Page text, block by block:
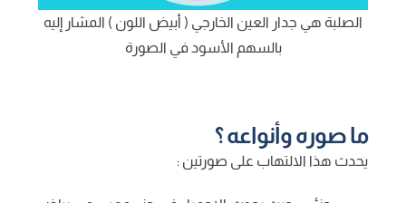
الصلبة هي جدار العين الخارجي ( أبيض اللون ) المشار إليه
بالسهم الأسود في الصورة
ما صوره وأنواعه ؟
يحدث هذا الالتهاب على صورتين :